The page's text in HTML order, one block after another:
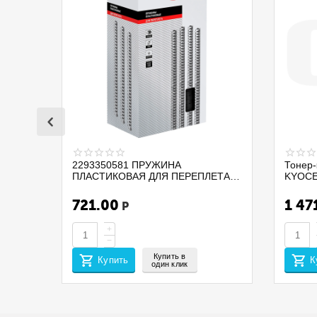
2293350581 ПРУЖИНА
ПЛАСТИКОВАЯ ДЛЯ ПЕРЕПЛЕТА
255112 D=32 А4 280ЛИСТОВ 50ШТ
ЧЕРНЫЙ
721.00 Р
+
−
Купить
Купить в
один клик
/
(EUR/
1